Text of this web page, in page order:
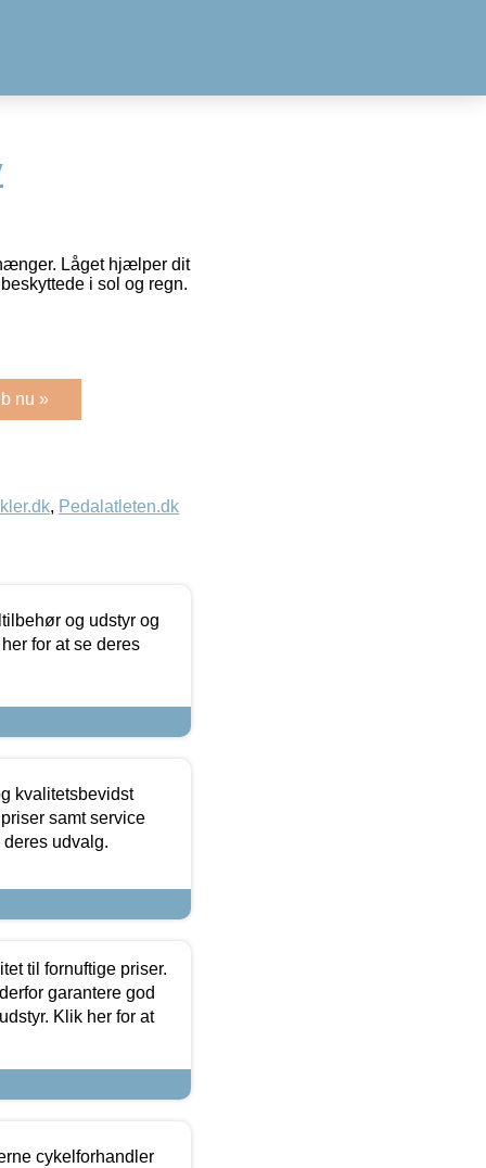
Låget hjælper dit
i sol og regn.
nu »
, Pedalatleten.dk
og udstyr og
for at se deres
kvalitetsbevidst
samt service
udvalg.
til fornuftige priser.
garantere god
Klik her for at
cykelforhandler